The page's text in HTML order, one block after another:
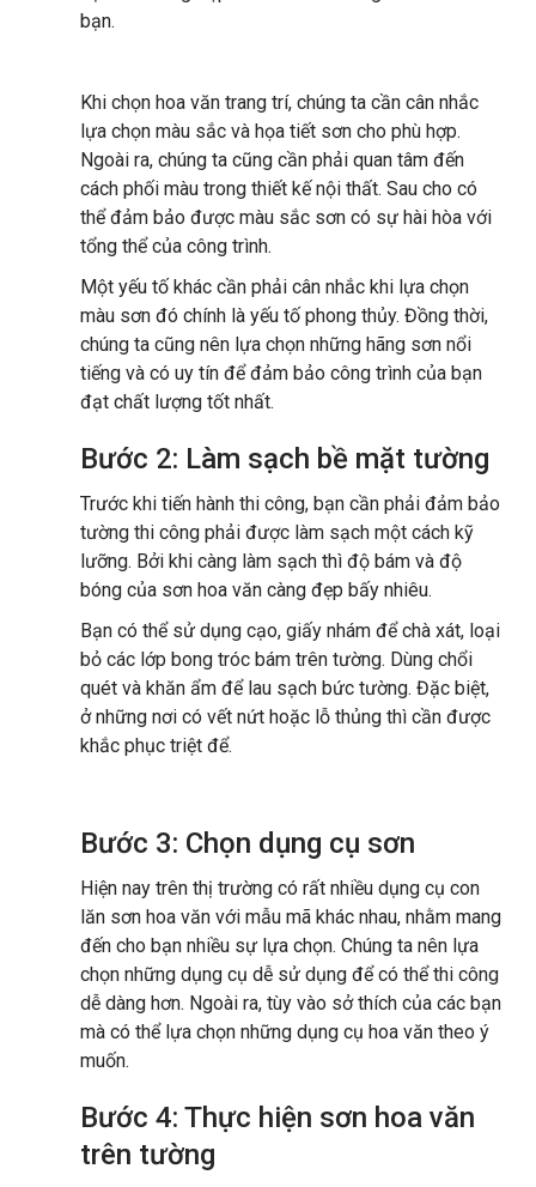
bạn.
Khi chọn hoa văn trang trí, chúng ta cần cân nhắc
lựa chọn màu sắc và họa tiết sơn cho phù hợp.
Ngoài ra, chúng ta cũng cần phải quan tâm đến
cách phối màu trong thiết kế nội thất. Sau cho có
thể đảm bảo được màu sắc sơn có sự hài hòa với
tổng thể của công trình.
Một yếu tố khác cần phải cân nhắc khi lựa chọn
màu sơn đó chính là yếu tố phong thủy. Đồng thời,
chúng ta cũng nên lựa chọn những hãng sơn nổi
tiếng và có uy tín để đảm bảo công trình của bạn
đạt chất lượng tốt nhất.
Bước 2: Làm sạch bề mặt tường
Trước khi tiến hành thi công, bạn cần phải đảm bảo
tường thi công phải được làm sạch một cách kỹ
lưỡng. Bởi khi càng làm sạch thì độ bám và độ
bóng của sơn hoa văn càng đẹp bấy nhiêu.
Bạn có thể sử dụng cạo, giấy nhám để chà xát, loại
bỏ các lớp bong tróc bám trên tường. Dùng chổi
quét và khăn ẩm để lau sạch bức tường. Đặc biệt,
ở những nơi có vết nứt hoặc lỗ thủng thì cần được
khắc phục triệt để.
Bước 3: Chọn dụng cụ sơn
Hiện nay trên thị trường có rất nhiều dụng cụ con
lăn sơn hoa văn với mẫu mã khác nhau, nhằm mang
đến cho bạn nhiều sự lựa chọn. Chúng ta nên lựa
chọn những dụng cụ dễ sử dụng để có thể thi công
dễ dàng hơn. Ngoài ra, tùy vào sở thích của các bạn
mà có thể lựa chọn những dụng cụ hoa văn theo ý
muốn.
Bước 4: Thực hiện sơn hoa văn
trên tường